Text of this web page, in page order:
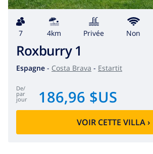
7 4km privée Non
Roxburry 1
Espagne - Costa Brava - Estartit
de/
par
jour 186,96 $US
VOIR CETTE VILLA›